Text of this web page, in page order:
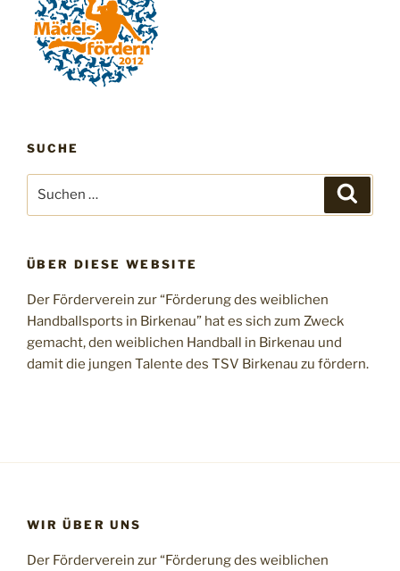
SUCHE
nach:
ÜBER DIESE WEBSITE
Der Förderverein zur “Förderung des weiblichen
Handballsports in Birkenau” hat es sich zum Zweck
gemacht, den weiblichen Handball in Birkenau und
damit die jungen Talente des TSV Birkenau zu fördern.
WIR ÜBER UNS
Der Förderverein zur “Förderung des weiblichen